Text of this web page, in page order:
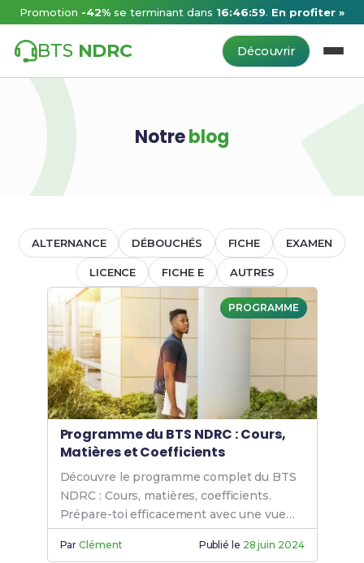
Promotion -42% se terminant dans 16:46:59. En profiter »
BTS NDRC Découvrir
Notreblog
ALTERNANCE DÉBOUCHÉS FICHE EXAMEN
LICENCE FICHE E AUTRES
PROGRAMME
Programme du BTS NDRC : Cours,
Matières et Coefficients
Découvre le programme complet du BTS
NDRC : Cours, matières, coefficients.
Prépare-toi efficacement avec une vue
d’ensemble des contenus et des priorités
en 2024.
ParClément Publié le 28 juin 2024